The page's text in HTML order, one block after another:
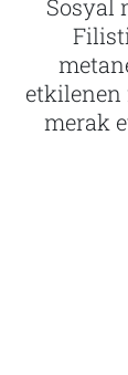
Sosyal
etkilenen
merak
Tarih
Künye